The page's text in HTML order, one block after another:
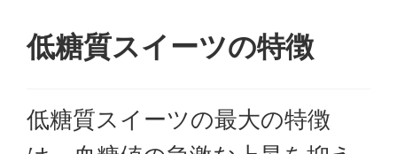
低糖質スイーツの特徴
低糖質スイーツの最大の特徴